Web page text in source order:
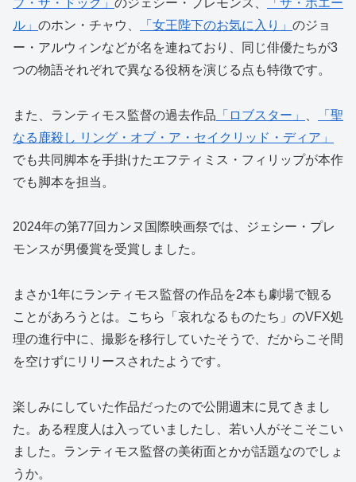
ル」 のホン・チャウ、 「女王陛下のお気に入り」 のジョ
ー・アルウィンなどが名を連ねており、同じ俳優たちが3
つの物語それぞれで異なる役柄を演じる点も特徴です。
また、ランティモス監督の過去作品 「ロブスター」
「聖
なる鹿殺し リング・オブ・ア・セイクリッド・ディア」
でも共同脚本を手掛けたエフティミス・フィリップが本作
でも脚本を担当。
2024年の第77回カンヌ国際映画祭では、ジェシー・プレ
モンスが男優賞を受賞しました。
まさか1年にランティモス監督の作品を2本も劇場で観る
ことがあろうとは。こちら「哀れなるものたち」のVFX処
理の進行中に、撮影を移行していたそうで、だからこそ間
を空けずにリリースされたようです。
楽しみにしていた作品だったので公開週末に見てきまし
た。ある程度人は入っていましたし、若い人がそこそこい
ました。ランティモス監督の美術面とかが話題なのでしょ
うか。